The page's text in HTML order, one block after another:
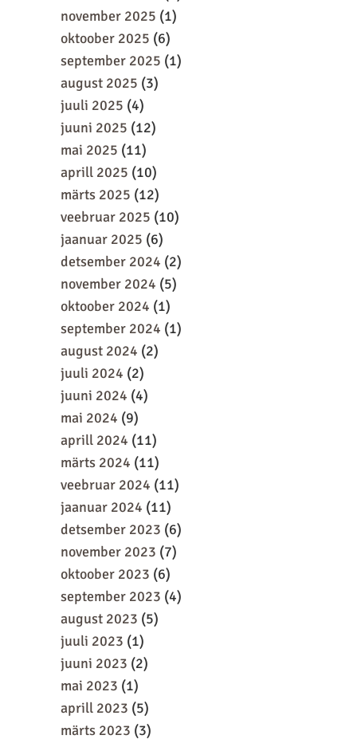
november 2025 (1)
oktoober 2025 (6)
september 2025 (1)
august 2025 (3)
juuli 2025 (4)
juuni 2025 (12)
mai 2025 (11)
aprill 2025 (10)
märts 2025 (12)
veebruar 2025 (10)
jaanuar 2025 (6)
detsember 2024 (2)
november 2024 (5)
oktoober 2024 (1)
september 2024 (1)
august 2024 (2)
juuli 2024 (2)
juuni 2024 (4)
mai 2024 (9)
aprill 2024 (11)
märts 2024 (11)
veebruar 2024 (11)
jaanuar 2024 (11)
detsember 2023 (6)
november 2023 (7)
oktoober 2023 (6)
september 2023 (4)
august 2023 (5)
juuli 2023 (1)
juuni 2023 (2)
mai 2023 (1)
aprill 2023 (5)
märts 2023 (3)